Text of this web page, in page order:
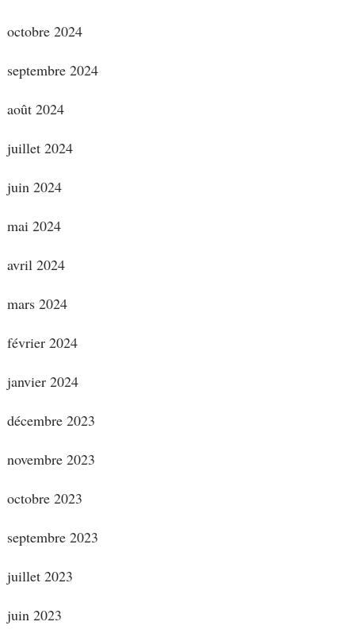
octobre 2024
septembre 2024
août 2024
juillet 2024
juin 2024
mai 2024
avril 2024
mars 2024
février 2024
janvier 2024
décembre 2023
novembre 2023
octobre 2023
septembre 2023
juillet 2023
juin 2023